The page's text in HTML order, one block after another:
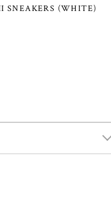
SNEAKERS (WHITE)